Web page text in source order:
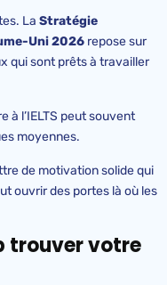
La Stratégie
Uni 2026 repose sur
qui sont prêts à travailler
à l’IELTS peut souvent
moyennes.
de motivation solide qui
ouvrir des portes là où les
trouver votre